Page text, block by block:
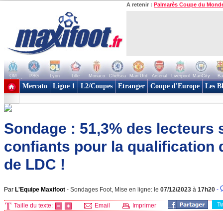
A retenir : Palmarès Coupe du
OM PSG Lyon Lille Monaco Chelsea Man Utd Arsenal Liverpool ManCity
+ de clubs
Mercato Ligue 1 L2/Coupes Etranger Coupe d'Europe Les
Sondage : 51,3% des lecteurs
confiants pour la qualification
de LDC !
Par L'Equipe Maxifoot - Sondages Foot, Mise en ligne: le 07/12/2023 à 17h20 -
Taille du texte: Email Imprimer